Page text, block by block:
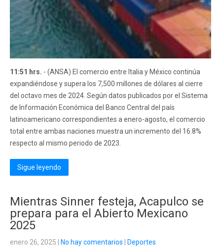
11:51 hrs. - (ANSA) El comercio entre Italia y México continúa
expandiéndose y supera los 7,500 millones de dólares al cierre
del octavo mes de 2024. Según datos publicados por el Sistema
de Información Económica del Banco Central del país
latinoamericano correspondientes a enero-agosto, el comercio
total entre ambas naciones muestra un incremento del 16.8%
respecto al mismo periodo de 2023.
Sigue leyendo
Mientras Sinner festeja, Acapulco se
prepara para el Abierto Mexicano
2025
enero 26, 2025 No hay comentarios Deportes